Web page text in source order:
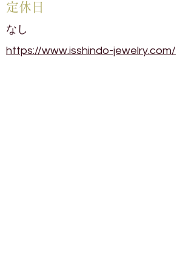
​定休日
なし
https://www.isshindo-jewelry.com/